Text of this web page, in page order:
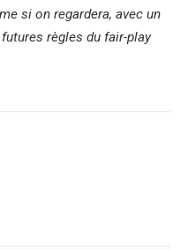
si on regardera, avec un
règles du fair-play